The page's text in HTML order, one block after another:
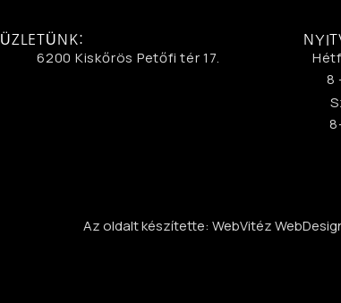
ÜZLETÜNK:
6200 Kiskőrös Petőfi tér 17.
8
Az oldalt készítette: WebVitéz